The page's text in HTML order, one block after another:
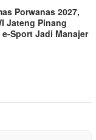
Porwanas 2027,
Jateng Pinang
Sport Jadi Manajer